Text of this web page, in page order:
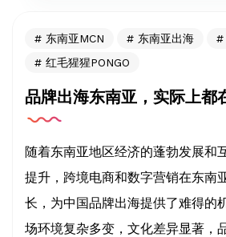
东南亚MCN 东南亚出海
红毛猩猩PONGO
品牌出海东南亚，实际上都
随着东南亚地区经济的蓬勃发展和
提升，跨境电商和数字营销在东南
长，为中国品牌出海提供了难得的
场环境复杂多变，文化差异显著，